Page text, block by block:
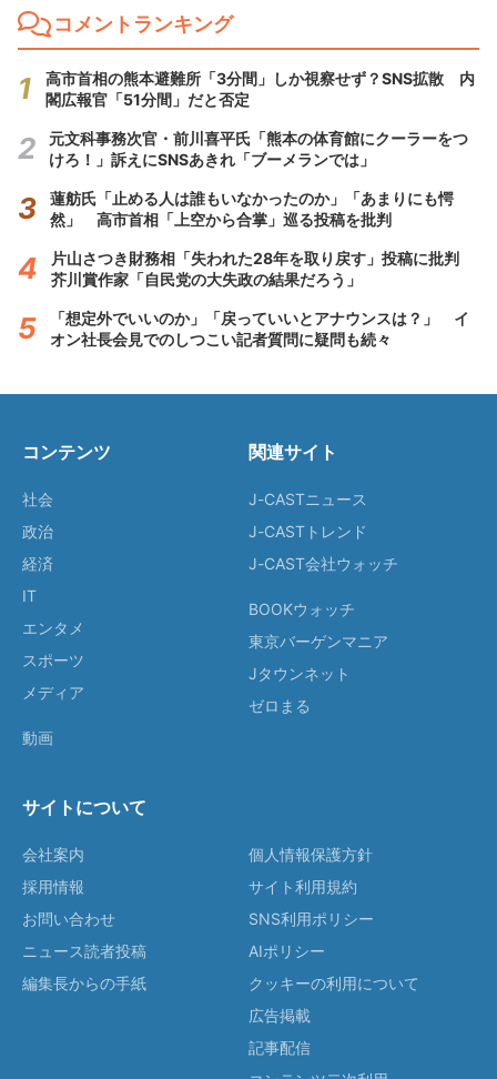
コメントランキング
高市首相の熊本避難所「3分間」しか視察せず？SNS拡散 内
閣広報官「51分間」だと否定
元文科事務次官・前川喜平氏「熊本の体育館にクーラーをつ
けろ！」訴えにSNSあきれ「ブーメランでは」
蓮舫氏「止める人は誰もいなかったのか」「あまりにも愕
然」 高市首相「上空から合掌」巡る投稿を批判
片山さつき財務相「失われた28年を取り戻す」投稿に批判
芥川賞作家「自民党の大失政の結果だろう」
「想定外でいいのか」「戻っていいとアナウンスは？」 イ
オン社長会見でのしつこい記者質問に疑問も続々
コンテンツ
社会
政治
経済
IT
エンタメ
スポーツ
メディア
動画
関連サイト
J-CASTニュース
J-CASTトレンド
J-CAST会社ウォッチ
BOOKウォッチ
東京バーゲンマニア
Jタウンネット
ゼロまる
サイトについて
会社案内
採用情報
お問い合わせ
ニュース読者投稿
編集長からの手紙
個人情報保護方針
サイト利用規約
SNS利用ポリシー
AIポリシー
クッキーの利用について
広告掲載
記事配信